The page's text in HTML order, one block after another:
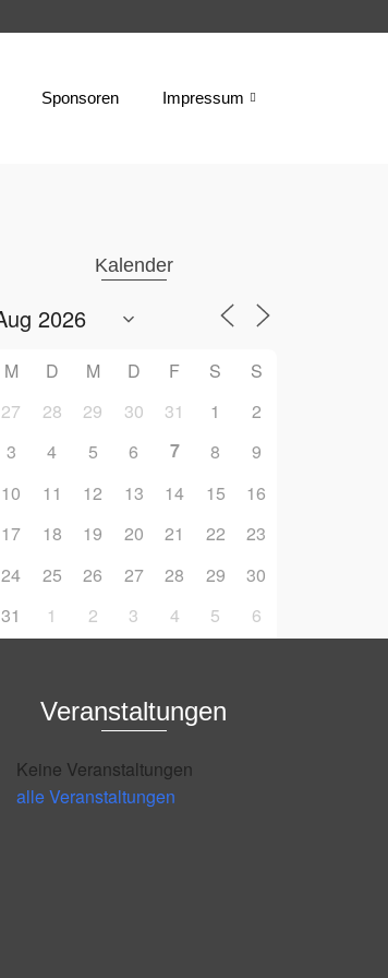
Sponsoren Impressum
Kalender
M D M D F S
S
27
28 29 30 31 1
2
3
4 5 6 7 8
9
10
11 12 13 14 15
16
17
18 19 20 21 22
23
24
25 26 27 28 29
30
31
1 2 3 4 5 6
Veranstaltungen
Keine Veranstaltungen
alle Veranstaltungen